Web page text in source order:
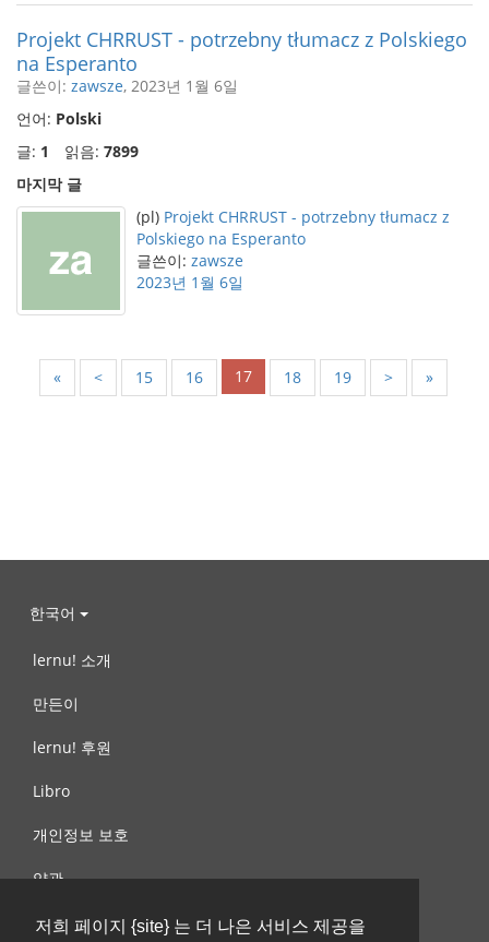
저희 페이지 {site} 는 더 나은 서비스 제공을
Projekt CHRRUST - potrzebny tłumacz z Polskiego
na Esperanto
글쓴이: zawsze, 2023년 1월 6일
언어: Polski
글: 1 읽음: 7899
마지막 글
(pl) Projekt CHRRUST - potrzebny tłumacz z
Polskiego na Esperanto
글쓴이: zawsze
2023년 1월 6일
« < 15 16 17 18 19 > »
한국어
lernu! 소개
만든이
lernu! 후원
Libro
개인정보 보호
약관
제안, 문의